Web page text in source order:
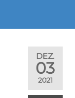
DEZ.
03
2021